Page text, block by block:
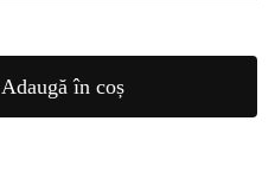
Adaugă în coș